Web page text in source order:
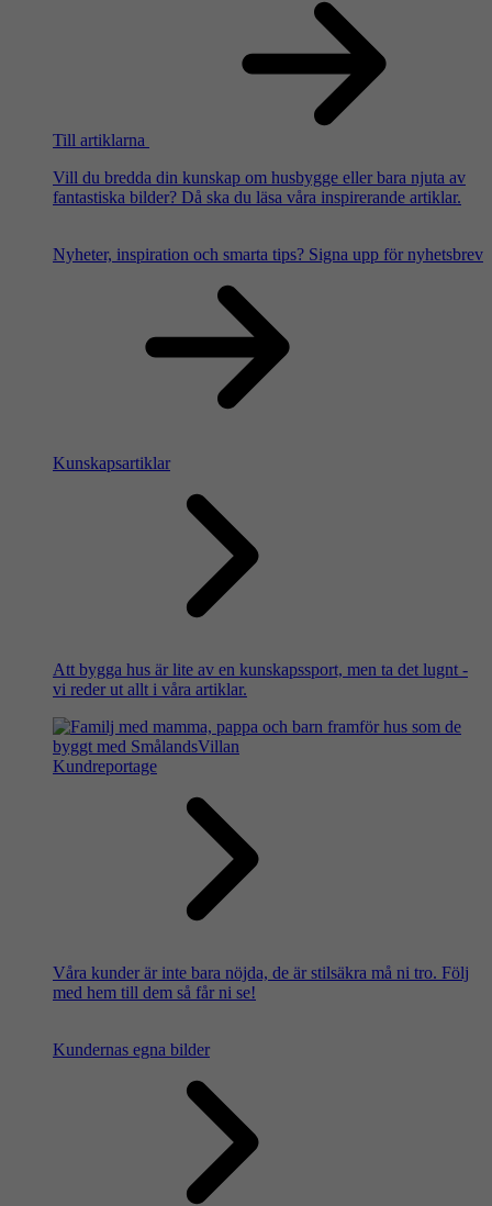
Till artiklarna
Vill du bredda din kunskap om husbygge eller bara njuta av
fantastiska bilder? Då ska du läsa våra inspirerande artiklar.
Nyheter, inspiration och smarta tips? Signa upp för nyhetsbrev
Kunskapsartiklar
Att bygga hus är lite av en kunskapssport, men ta det lugnt -
vi reder ut allt i våra artiklar.
Kundreportage
Våra kunder är inte bara nöjda, de är stilsäkra må ni tro. Följ
med hem till dem så får ni se!
Kundernas egna bilder